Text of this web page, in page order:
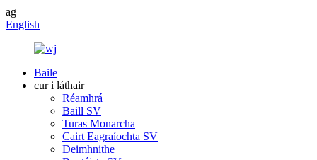
ag
English
Baile
cur i láthair
Réamhrá
Baill SV
Turas Monarcha
Cairt Eagraíochta SV
Deimhnithe